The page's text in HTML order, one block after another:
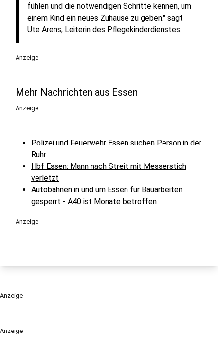
Anzeige
fühlen und die notwendigen Schritte kennen, um
einem Kind ein neues Zuhause zu geben." sagt
Ute Arens, Leiterin des Pflegekinderdienstes.
Anzeige
Mehr Nachrichten aus Essen
Anzeige
Polizei und Feuerwehr Essen suchen Person in der
Ruhr
Hbf Essen: Mann nach Streit mit Messerstich
verletzt
Autobahnen in und um Essen für Bauarbeiten
gesperrt - A40 ist Monate betroffen
Anzeige
Anzeige